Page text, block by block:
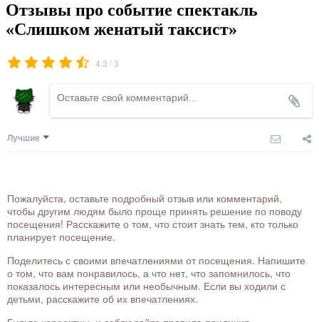
Отзывы про событие спектакль
«Слишком женатый таксист»
4.3 /3
Лучшие
Пожалуйста, оставьте подробный отзыв или комментарий,
чтобы другим людям было проще принять решение по поводу
посещения! Расскажите о том, что стоит знать тем, кто только
планирует посещение.
Поделитесь с своими впечатлениями от посещения. Напишите
о том, что вам понравилось, а что нет, что запомнилось, что
показалось интересным или необычным. Если вы ходили с
детьми, расскажите об их впечатлениях.